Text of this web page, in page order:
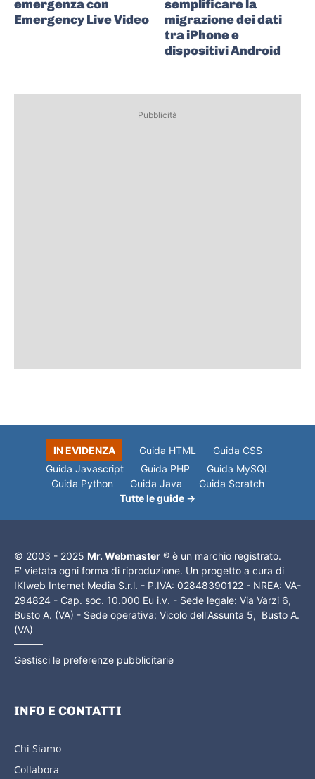
emergenza con
Emergency Live Video
semplificare la
migrazione dei dati
tra iPhone e
dispositivi Android
Pubblicità
IN EVIDENZA Guida HTML
Guida CSS
Guida Javascript
Guida PHP
Guida MySQL
Guida Python
Guida Java
Guida Scratch
Tutte le guide →
© 2003 - 2025 Mr. Webmaster ® è un marchio registrato.
E' vietata ogni forma di riproduzione. Un progetto a cura di
IKIweb Internet Media S.r.l. - P.IVA: 02848390122 - NREA: VA-
294824 - Cap. soc. 10.000 Eu i.v. - Sede legale: Via Varzi 6,
Busto A. (VA) - Sede operativa: Vicolo dell'Assunta 5, Busto A.
(VA)
Gestisci le preferenze pubblicitarie
INFO E CONTATTI
Chi Siamo
Collabora